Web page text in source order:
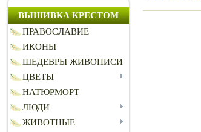
ВЫШИВКА КРЕСТОМ
ПРАВОСЛАВИЕ
ИКОНЫ
ШЕДЕВРЫ ЖИВОПИСИ
ЦВЕТЫ
НАТЮРМОРТ
ЛЮДИ
ЖИВОТНЫЕ